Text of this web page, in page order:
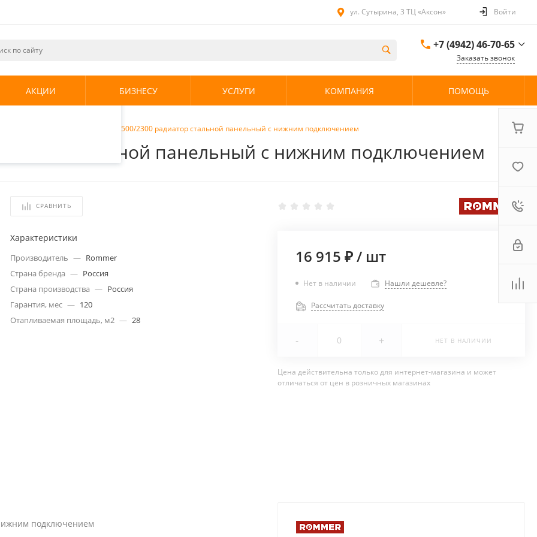
и
использования.
.
ул. Сутырина, 3 ТЦ «Аксон» Войти
+7 (4942) 46-70-65
ул. Сутырина, 3 ТЦ
Заказать звонок
АКЦИИ БИЗНЕСУ УСЛУГИ КОМПАНИЯ ПОМОЩЬ
Rommer Ventil 11 500/2300 радиатор стальной панельный с нижним подключением
стальной панельный с нижним подключением
СРАВНИТЬ
Характеристики
Производитель — Rommer
Страна бренда — Россия
Страна производства — Россия
Гарантия, мес — 120
Отапливаемая площадь, м2 — 28
16 915 ₽/ шт
Нет в наличии Нашли дешевле?
Рассчитать доставку
- + НЕТ В НАЛИЧИИ
Цена действительна только для интернет-магазина и может
отличаться от цен в розничных магазинах
подключением